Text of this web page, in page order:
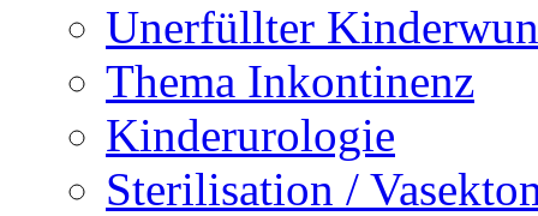
Unerfüllter
Thema Inkontinenz
Kinderurologie
Sterilisation /